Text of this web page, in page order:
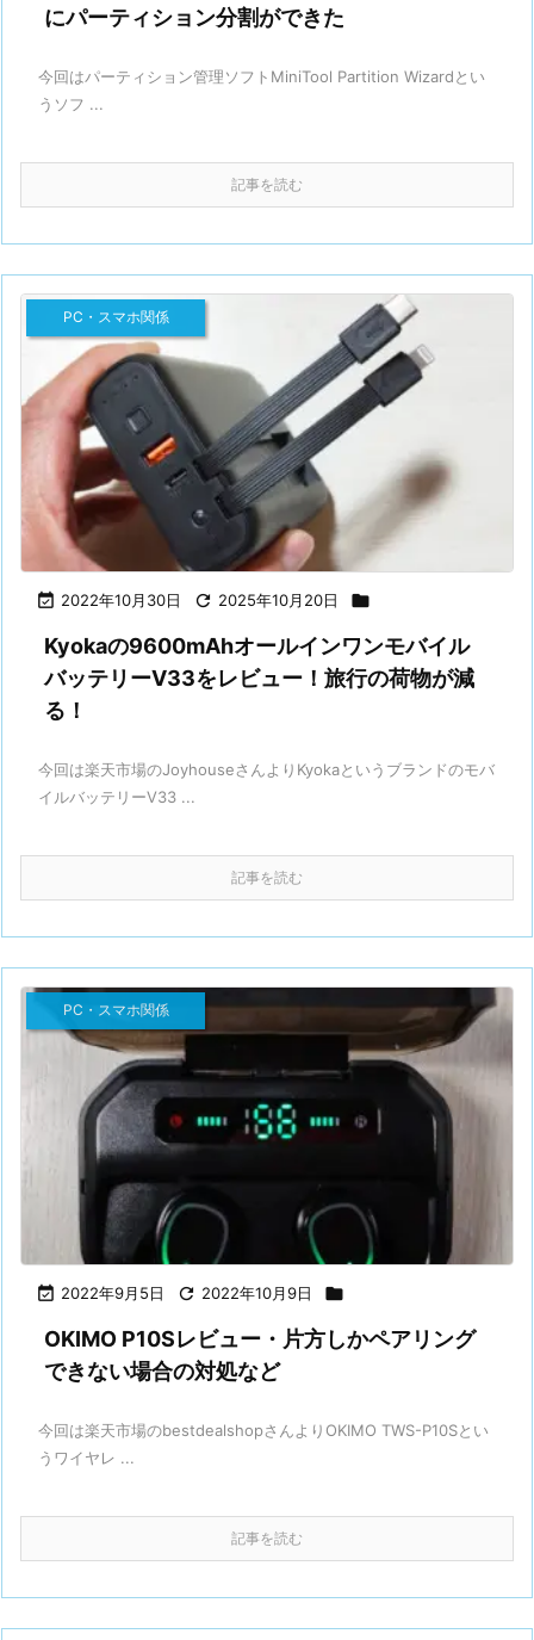
にパーティション分割ができた
今回はパーティション管理ソフトMiniTool Partition Wizardとい
うソフ ...
記事を読む
 2022年10月30日  2025年10月20日 
PC・スマホ関係
Kyokaの9600mAhオールインワンモバイル
バッテリーV33をレビュー！旅行の荷物が減
る！
今回は楽天市場のJoyhouseさんよりKyokaというブランドのモバ
イルバッテリーV33 ...
記事を読む
 2022年9月5日  2022年10月9日 
PC・スマホ関係
OKIMO P10Sレビュー・片方しかペアリング
できない場合の対処など
今回は楽天市場のbestdealshopさんよりOKIMO TWS-P10Sとい
うワイヤレ ...
記事を読む